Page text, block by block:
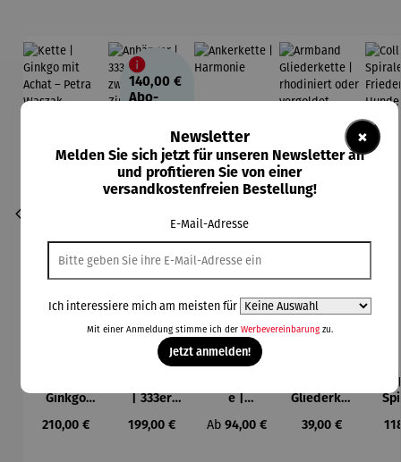
Ginkgo
– Petra
Regulärer Preis:
210,00 €
140,00 €
Abo-
| 333er
zweifarbig
Regulärer Preis:
199,00 €
e |
Regulärer Preis:
Ab 94,00 €
Gliederket
rhodiniert
Regulärer Preis:
39,00 €
×
Newsletter
Melden Sie sich jetzt für unseren Newsletter an
und profitieren Sie von einer
versandkostenfreien Bestellung!
E-Mail-Adresse
Ich interessiere mich am meisten für
Mit einer Anmeldung stimme ich der Werbevereinbarungzu.
Jetzt anmelden!